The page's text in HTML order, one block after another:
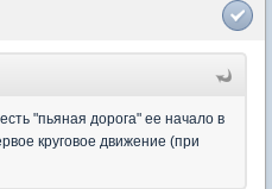
"пьяная дорога" ее начало в
круговое движение (при